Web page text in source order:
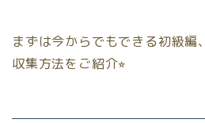
まずは今からでもできる初級編
収集方法をご紹介⭐︎